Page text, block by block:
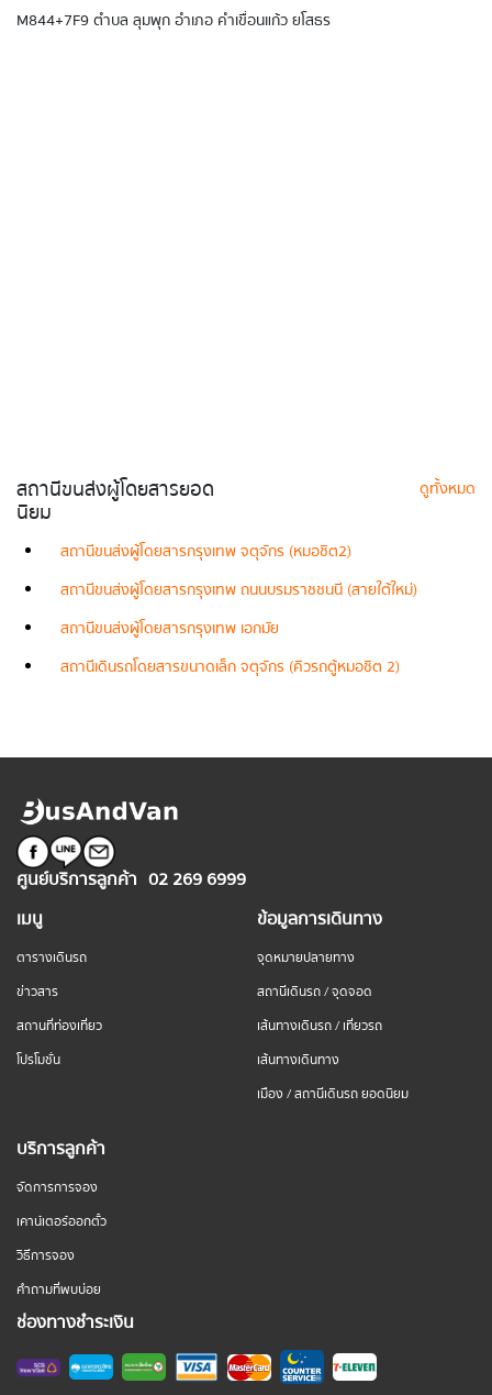
M844+7F9 ตำบล ลุมพุก อำเภอ คำเขื่อนแก้ว ยโสธร
สถานีขนส่งผู้โดยสารยอด
นิยม
ดูทั้งหมด
สถานีขนส่งผู้โดยสารกรุงเทพ จตุจักร (หมอชิต2)
สถานีขนส่งผู้โดยสารกรุงเทพ ถนนบรมราชชนนี (สายใต้ใหม่)
สถานีขนส่งผู้โดยสารกรุงเทพ เอกมัย
สถานีเดินรถโดยสารขนาดเล็ก จตุจักร (คิวรถตู้หมอชิต 2)
ศูนย์บริการลูกค้า 02 269 6999
เมนู
ตารางเดินรถ
ข่าวสาร
สถานที่ท่องเที่ยว
โปรโมชั่น
ข้อมูลการเดินทาง
จุดหมายปลายทาง
สถานีเดินรถ / จุดจอด
เส้นทางเดินรถ / เที่ยวรถ
เส้นทางเดินทาง
เมือง / สถานีเดินรถ ยอดนิยม
บริการลูกค้า
จัดการการจอง
เคาน์เตอร์ออกตั๋ว
วิธีการจอง
คำถามที่พบบ่อย
ช่องทางชำระเงิน